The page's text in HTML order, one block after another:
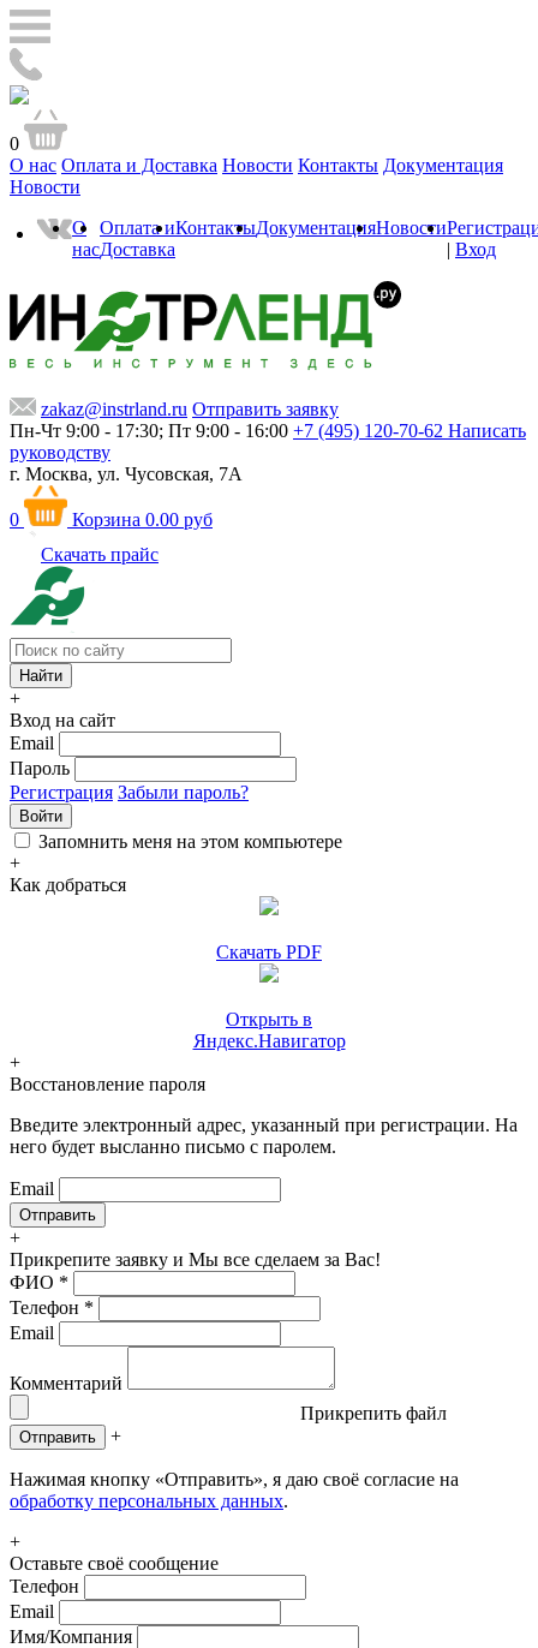
0
О нас Оплата и Доставка Новости Контакты Документация
Новости
О
нас
Оплата и
Доставка
КонтактыДокументацияНовости
| Вход
zakaz@instrland.ru Отправить заявку
Пн-Чт 9:00 - 17:30; Пт 9:00 - 16:00 +7 (495) 120-70-62 Написать
руководству
г. Москва, ул. Чусовская, 7А
0 Корзина 0.00 руб
Скачать прайс
+
Вход на сайт
Email
Пароль
Регистрация Забыли пароль?
Войти
Запомнить меня на этом компьютере
+
Как добраться
Скачать PDF
Открыть в
Яндекс.Навигатор
+
Восстановление пароля
Введите электронный адрес, указанный при регистрации. На
него будет высланно письмо с паролем.
Email
+
Прикрепите заявку и Мы все сделаем за Вас!
ФИО *
Телефон *
Email
Комментарий
Прикрепить файл
Отправить +
Нажимая кнопку «Отправить», я даю своё согласие на
обработку персональных данных.
+
Оставьте своё сообщение
Телефон
Email
Имя/Компания